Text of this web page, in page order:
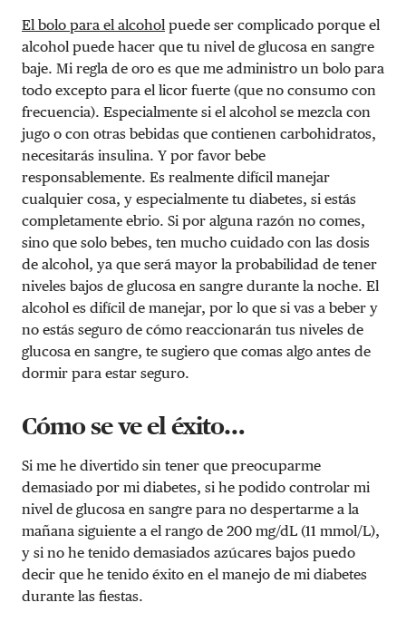
El bolo para el alcohol puede ser complicado porque el
alcohol puede hacer que tu nivel de glucosa en sangre
baje. Mi regla de oro es que me administro un bolo para
todo excepto para el licor fuerte (que no consumo con
frecuencia). Especialmente si el alcohol se mezcla con
jugo o con otras bebidas que contienen carbohidratos,
necesitarás insulina. Y por favor bebe
responsablemente. Es realmente difícil manejar
cualquier cosa, y especialmente tu diabetes, si estás
completamente ebrio. Si por alguna razón no comes,
sino que solo bebes, ten mucho cuidado con las dosis
de alcohol, ya que será mayor la probabilidad de tener
niveles bajos de glucosa en sangre durante la noche. El
alcohol es difícil de manejar, por lo que si vas a beber y
no estás seguro de cómo reaccionarán tus niveles de
glucosa en sangre, te sugiero que comas algo antes de
dormir para estar seguro.
Cómo se ve el éxito…
Si me he divertido sin tener que preocuparme
demasiado por mi diabetes, si he podido controlar mi
nivel de glucosa en sangre para no despertarme a la
mañana siguiente a el rango de 200 mg/dL (11 mmol/L),
y si no he tenido demasiados azúcares bajos puedo
decir que he tenido éxito en el manejo de mi diabetes
durante las fiestas.